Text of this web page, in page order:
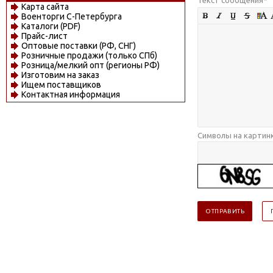
Карта сайта
Военторги С-Петербурга
Каталоги (PDF)
Прайс-лист
Оптовые поставки (РФ, СНГ)
Розничные продажи (только СПб)
Розница/мелкий опт (регионы РФ)
Изготовим на заказ
Ищем поставщиков
Контактная информация
Символы на